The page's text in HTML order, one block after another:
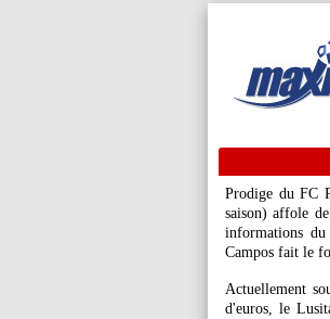
Prodige du FC
saison) affole
informations
Campos fait le
Actuellement
d'euros, le